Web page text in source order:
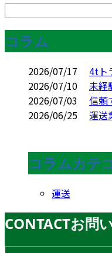
コラム
2026/07/17
4tト
2026/07/10
未経
2026/07/03
信頼
2026/06/25
運送
コラムカテ
運送
CONTACTお問